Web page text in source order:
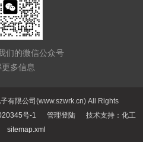
们的微信公众号
更多信息
有限公司(www.szwrk.cn) All Rights
号-1 管理登陆 技术支持： 化工
sitemap.xml